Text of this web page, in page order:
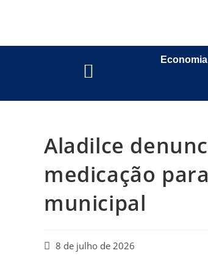
Economia
Aladilce
medicação
municipal
8 de julho de 2026